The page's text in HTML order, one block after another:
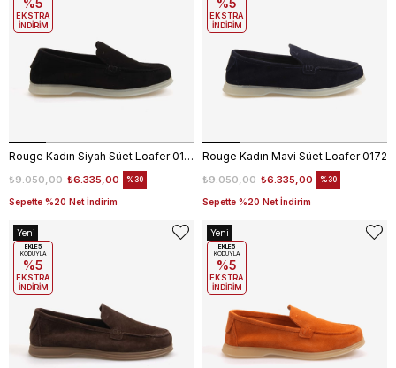
Rouge Kadın Siyah Süet Loafer 0172
₺6.335,00
₺9.050,00
Sepette %20 Net İndirim
%30
%5
EKSTRA
İNDİRİM
Rouge Kadın Mavi Süet Loafer 0172
₺6.335,00
₺9.050,00
Sepette %20 Net İndirim
%30
%5
EKSTRA
İNDİRİM
Yeni
Ürün
EKLE5
KODUYLA
%5
EKSTRA
İNDİRİM
Yeni
Ürün
EKLE5
KODUYLA
%5
EKSTRA
İNDİRİM